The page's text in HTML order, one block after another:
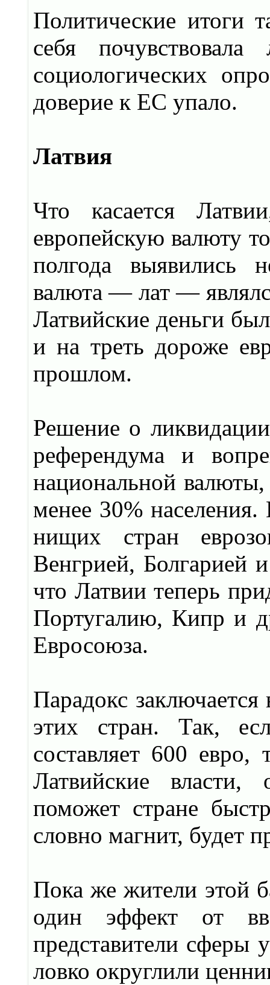
Политические итоги
себя
социологических
доверие к ЕС упало.
Латвия
Что касается
европейскую валюту
полгода выявились
валюта — лат —
Латвийские деньги
и на треть дороже
прошлом.
Решение о
референдума и
национальной
менее 30%
нищих стран
Венгрией, Болгарией
что Латвии теперь
Португалию, Кипр и
Евросоюза.
Парадокс
этих стран. Так,
составляет 600
Латвийские
поможет стране
словно магнит, будет
Пока же жители этой
один эффект от
представители сферы
ловко округлили